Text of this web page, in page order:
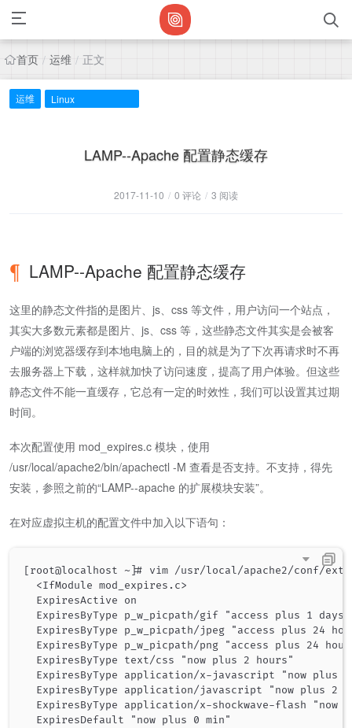
首页 / 运维 / 正文
运维 Linux
LAMP--Apache 配置静态缓存
2017-11-10 / 0 评论 / 3 阅读
LAMP--Apache 配置静态缓存
这里的静态文件指的是图片、js、css 等文件，用户访问一个站点，
其实大多数元素都是图片、js、css 等，这些静态文件其实是会被客
户端的浏览器缓存到本地电脑上的，目的就是为了下次再请求时不再
去服务器上下载，这样就加快了访问速度，提高了用户体验。但这些
静态文件不能一直缓存，它总有一定的时效性，我们可以设置其过期
时间。
本次配置使用 mod_expires.c 模块，使用
/usr/local/apache2/bin/apachectl -M 查看是否支持。不支持，得先
安装，参照之前的“LAMP--apache 的扩展模块安装”。
在对应虚拟主机的配置文件中加入以下语句：
[root@localhost ~]# vim /usr/local/apache2/conf/
  <IfModule mod_expires.c>
  ExpiresActive on
  ExpiresByType p_w_picpath/gif "access plus 1 days"
ExpiresByType p_w_picpath/jpeg "access plus 24
ExpiresByType p_w_picpath/png "access plus 24
  ExpiresByType text/css "now plus 2 hours"
ExpiresByType application/x-javascript "now plus
ExpiresByType application/javascript "now plus 2
ExpiresByType application/x-shockwave-flash "now
  ExpiresDefault "now plus 0 min"